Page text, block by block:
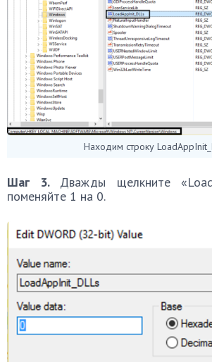
Находим строку
Шаг 3. Дважды щелкните
поменяйте 1 на 0.